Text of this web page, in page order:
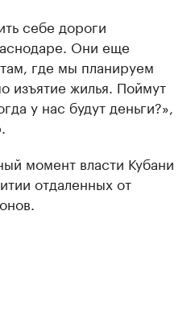
себе дороги
Они еще
где мы планируем
изъятие жилья. Поймут
у нас будут деньги?»,
момент власти Кубани
отдаленных от